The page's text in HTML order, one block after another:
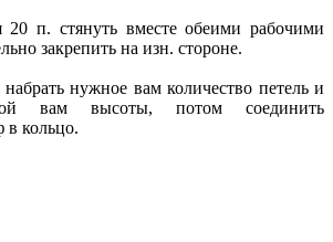
20 п. стянуть вместе обеими рабочими
закрепить на изн. стороне.
набрать нужное вам количество петель и
вам высоты, потом соединить
кольцо.